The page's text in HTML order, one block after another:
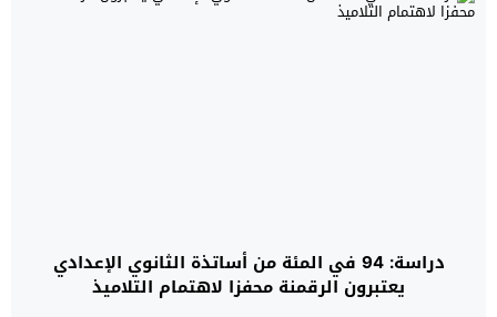
دراسة: 94 في المئة من أساتذة الثانوي الإعدادي
يعتبرون الرقمنة محفزا لاهتمام التلاميذ